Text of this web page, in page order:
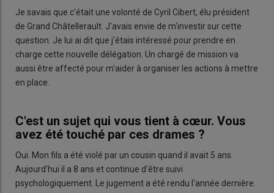
Je savais que c'était une volonté de Cyril Cibert, élu président
de Grand Châtellerault. J'avais envie de m'investir sur cette
question. Je lui ai dit que j'étais intéressé pour prendre en
charge cette nouvelle délégation. Un chargé de mission va
aussi être affecté pour m'aider à organiser les actions à mettre
en place.
C'est un sujet qui vous tient à cœur. Vous
avez été touché par ces drames ?
Oui. Mon fils a été violé par un cousin quand il avait 5 ans.
Aujourd'hui il a 8 ans et continue d'être suivi
psychologiquement. Le jugement a été rendu l'année dernière.